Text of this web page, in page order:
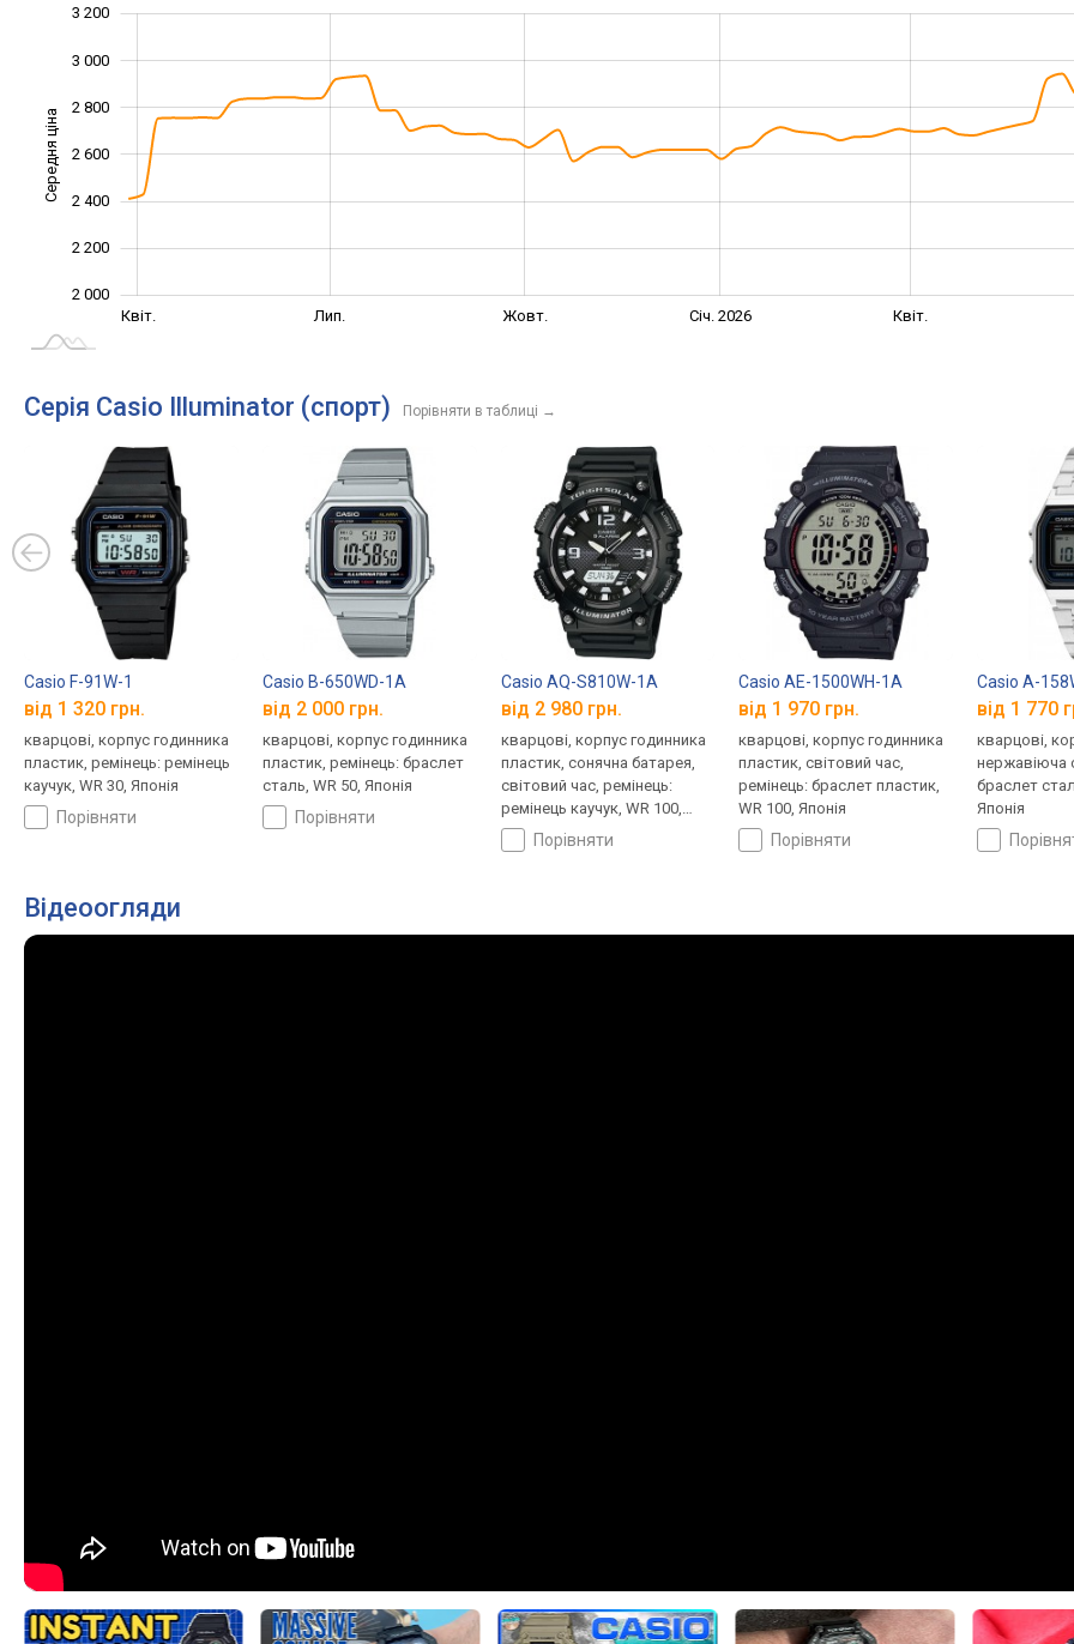
Середня ціна 2 000
2 000
2 200
2 400
2 600
2 800
3 000
3 200
L
Січ. 2025
Квіт. Лип. Жовт. Січ. 2026 Квіт.
Жовт.
Серія Casio Illuminator (спорт) Порівняти в таблиці →
Casio F-91W-1
від 1 320 грн.
кварцові, корпус годинника
пластик, ремінець: ремінець
каучук, WR 30, Японія
порівняти
Casio B-650WD-1A
від 2 000 грн.
кварцові, корпус годинника
пластик, ремінець: браслет
сталь, WR 50, Японія
порівняти
Casio AQ-S810W-1A
від 2 980 грн.
кварцові, корпус годинника
пластик, сонячна батарея,
світовий час, ремінець:
ремінець каучук, WR 100,
Японіяпорівняти
Casio AE-1500WH-1A
від 1 970 грн.
кварцові, корпус годинника
пластик, світовий час,
ремінець: браслет пластик,
WR 100, Японія
порівняти
Casio A-
від 1 770
кварцові,
нержавіюча
браслет
Японія
Відеоогляди